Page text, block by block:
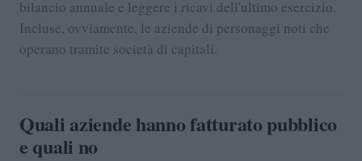
bilancio annuale e leggere i ricavi dell'ultimo esercizio.
Incluse, ovviamente, le aziende di personaggi noti che
operano tramite società di capitali.
Quali aziende hanno fatturato pubblico
e quali no